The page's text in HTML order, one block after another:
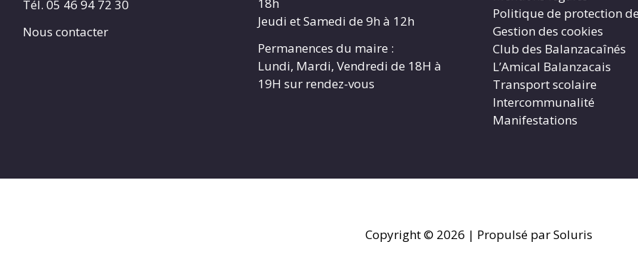
Tél. 05 46 94 72 30
Nous contacter
18h
Jeudi et Samedi de 9h à 12h
Permanences du maire :
Lundi, Mardi, Vendredi de 18H à
19H sur rendez-vous
Politique de protection
Gestion des cookies
Club des Balanzacaînés
L’Amical Balanzacais
Transport scolaire
Intercommunalité
Manifestations
Copyright © 2026 | Propulsé par Soluris